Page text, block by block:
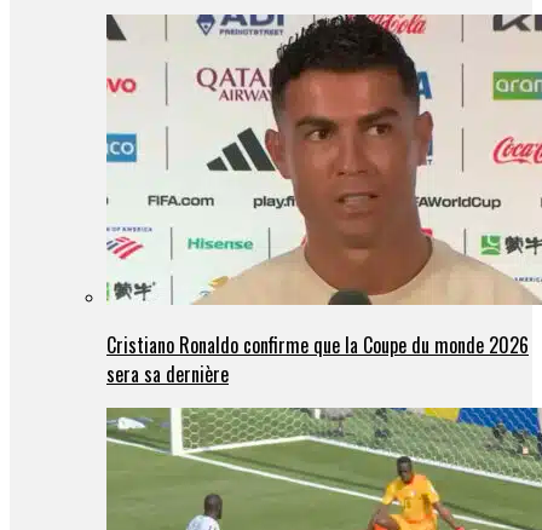
Cristiano Ronaldo confirme que la Coupe du monde 2026
sera sa dernière